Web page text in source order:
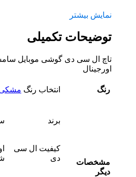
نمایش بیشتر
توضیحات تکمیلی
اورجینال
رنگ انتخاب رنگ
مشخصات
دیگر
برند
کیفیت ال سی
دی